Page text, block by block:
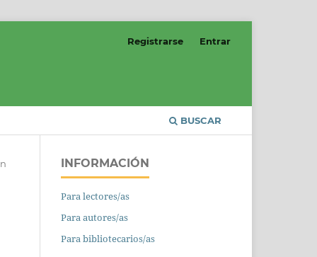
BUSCAR
Registrarse Entrar
INFORMACIÓN
Para lectores/as
Para autores/as
Para bibliotecarios/as